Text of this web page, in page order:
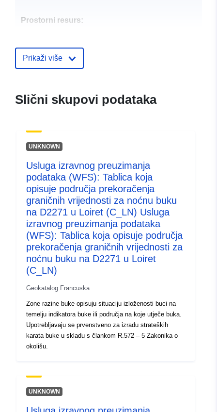
Prostorni resurs:
0e190f6ee071
Tip:
Resurs:
http://inspire.ec.europa.eu/
codelist/ResourceType/services
Prikaži više
Slični skupovi podataka
UNKNOWN
Usluga izravnog preuzimanja
podataka (WFS): Tablica koja
opisuje područja prekoračenja
graničnih vrijednosti za noćnu buku
na D2271 u Loiret (C_LN) Usluga
izravnog preuzimanja podataka
(WFS): Tablica koja opisuje područja
prekoračenja graničnih vrijednosti za
noćnu buku na D2271 u Loiret
(C_LN)
Geokatalog Francuska
Zone razine buke opisuju situaciju izloženosti buci na
temelju indikatora buke ili područja na koje utječe buka.
Upotrebljavaju se prvenstveno za izradu strateških
karata buke u skladu s člankom R.572 – 5 Zakonika o
okolišu.
UNKNOWN